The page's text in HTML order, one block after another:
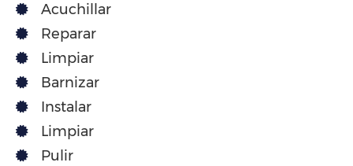
Acuchillar
Reparar
Limpiar
Barnizar
Instalar
Limpiar
Pulir